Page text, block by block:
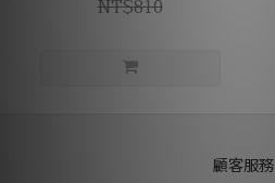
NT$810
顧客服務